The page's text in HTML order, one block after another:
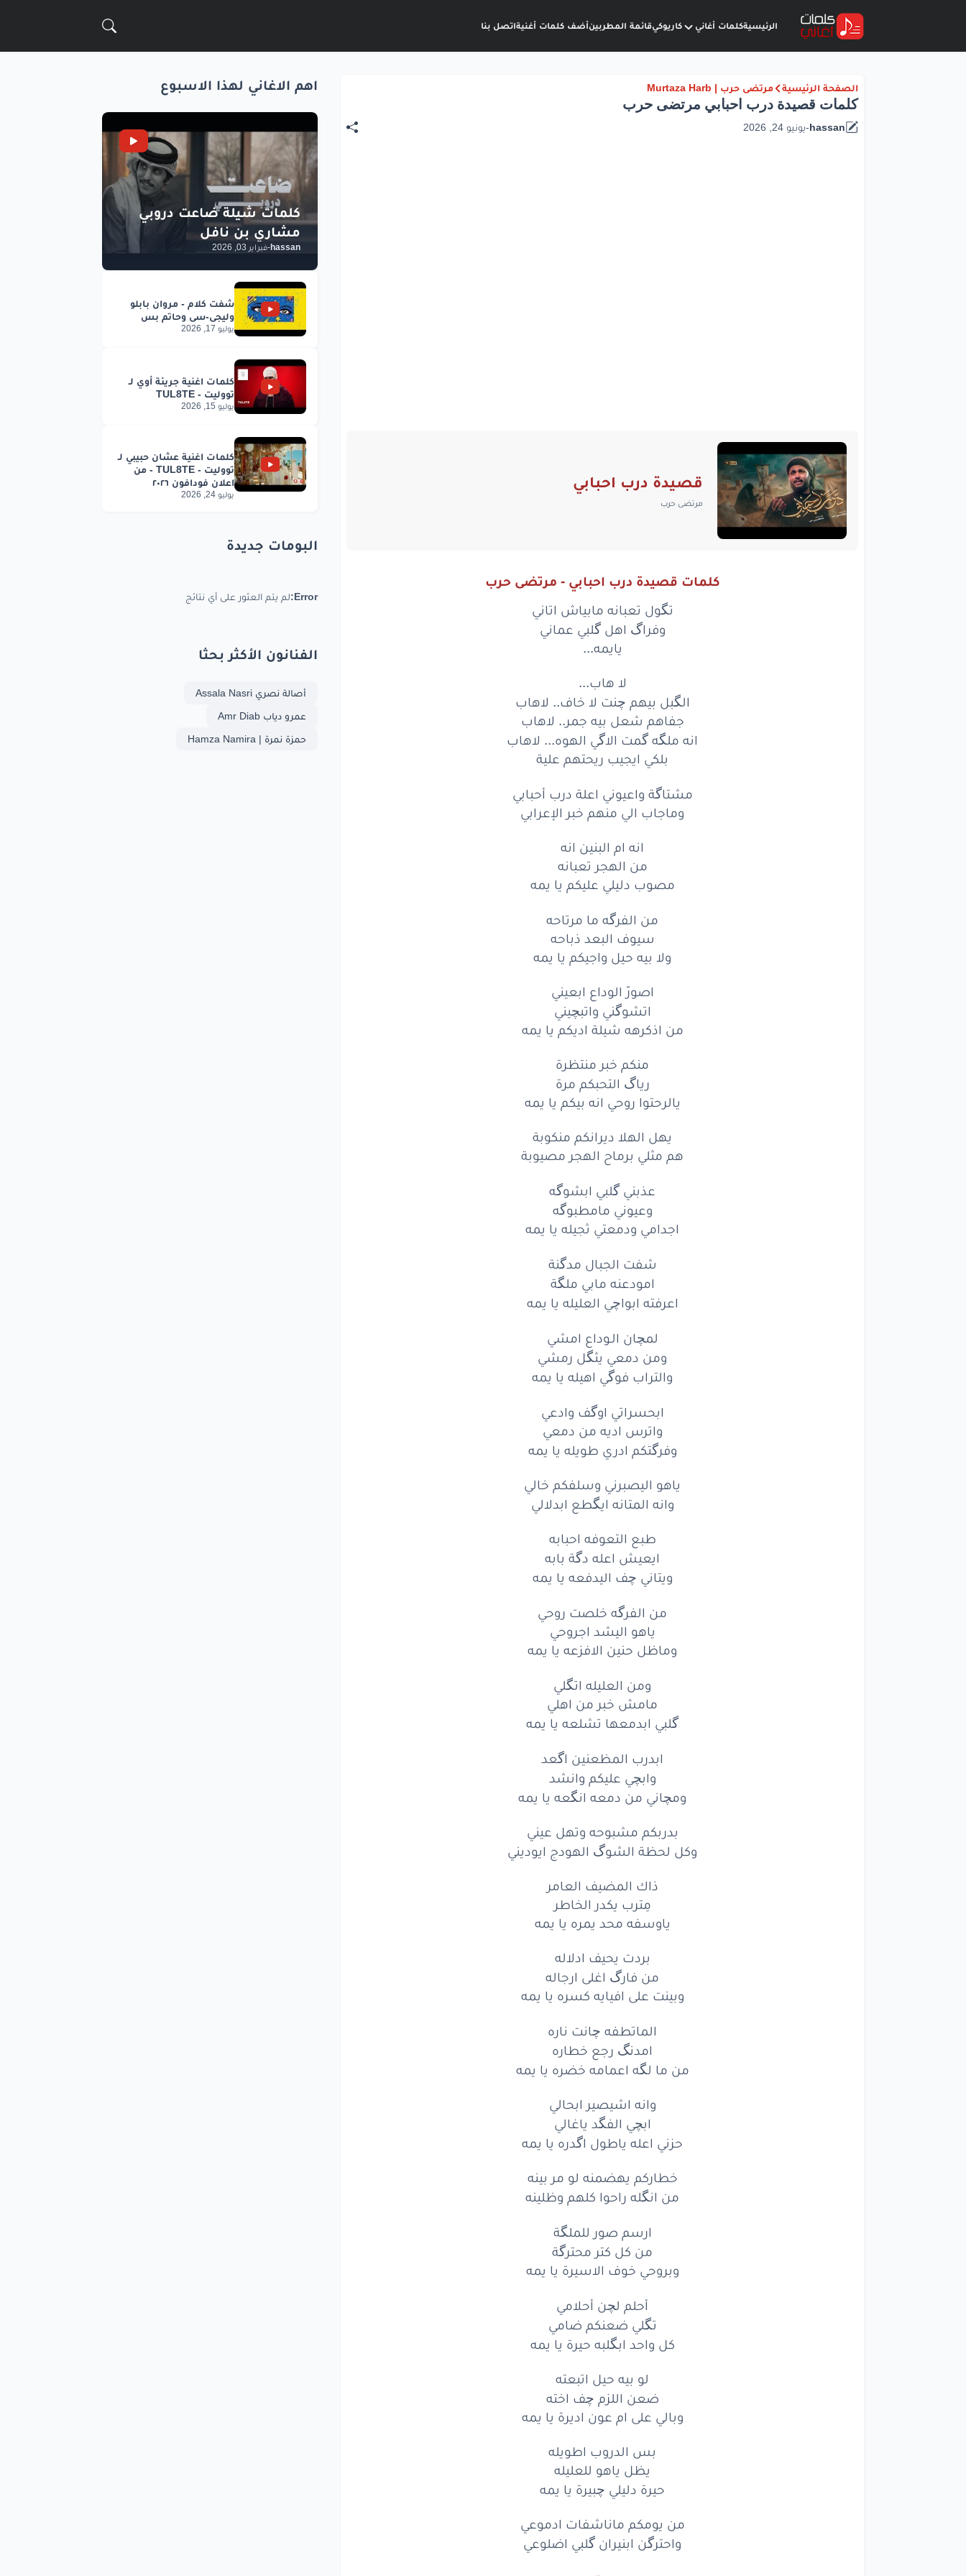
الرئيسيةكلمات أغاني كاريوكيقائمة المطربينأضف كلمات أغنيةاتصل بنا
الصفحة الرئيسية مرتضى حرب | Murtaza Harb
كلمات قصيدة درب احبابي مرتضى حرب
hassan
-يونيو 24, 2026
قصيدة درب احبابي
مرتضى حرب
كلمات قصيدة درب احبابي - مرتضى حرب
تگول تعبانه مابياش اتاني
وفراگ اهل گلبي عماني
يايمه...
لا هاب...
الگبل بيهم چنت لا خاف.. لاهاب
جفاهم شعل بيه جمر.. لاهاب
انه ملگه گمت الاگي الهوه... لاهاب
بلكي ايجيب ريحتهم علية
مشتاگة واعيوني اعلة درب أحبابي
وماجاب الي منهم خبر الإعرابي
انه ام البنين انه
من الهجر تعبانه
مصوب دليلي عليكم يا يمه
من الفرگه ما مرتاحه
سيوف البعد ذباحه
ولا بيه حيل واجيكم يا يمه
اصورّ الوداع ابعيني
اتشوگني واتبچيني
من اذكرهه شيلة اديكم يا يمه
منكم خبر منتظرة
رياگ التحبكم مرة
يالرحتوا روحي انه بيكم يا يمه
يهل الهلا ديرانكم منكوبة
هم مثلي برماح الهجر مصيوبة
عذبني گلبي ابشوگه
وعيوني مامطبوگه
اجدامي ودمعتي ثجيله يا يمه
شفت الجبال مدگنة
امودعنه مابي ملگة
اعرفته ابواچي العليله يا يمه
لمچان الـوداع امشي
ومن دمعي يثگل رمشي
والتراب فوگي اهيله يا يمه
ابحسراتي اوگف وادعي
واترس اديه من دمعي
وفرگتكم ادري طويله يا يمه
ياهو اليصبرني وسلفكم خالي
وانه المتانه ايگطع ابدلالي
طبع التعوفه احبابه
ايعيش اعله دگة بابه
ويتاني چف اليدفعه يا يمه
من الفرگه خلصت روحي
ياهو اليشد اجروحي
وماظل حنين الافزعه يا يمه
ومن العليله اتگلي
مامش خبر من اهلي
گلبي ابدمعها تشلعه يا يمه
ابدرب المظعنين اگعد
وابچي عليكم وانشد
ومچاني من دمعه انگعه يا يمه
بدربكم مشبوحه وتهل عيني
وكل لحظة الشوگ الهودج ايوديني
ذاك المضيف العامر
مِترب يكدر الخاطر
ياوسفه محد يمره يا يمه
بردت يحيف ادلاله
من فارگ اغلى ارجاله
وبينت على افيايه كسره يا يمه
الماتطفه چانت ناره
امدنگ رجع خطاره
من ما لگه اعمامه خضره يا يمه
وانه اشيصير ابحالي
ابچي الفگد ياغالي
حزني اعله ياطول اگدره يا يمه
خطاركم يهضمنه لو مر بينه
من انگله راحوا كلهم وظلينه
ارسم صور للملگة
من كل كتر محترگة
وبروحي خوف الاسيرة يا يمه
أحلم لچن أحلامي
تگلي ضعنكم ضامي
كل واحد ابگلبه حيرة يا يمه
لو بيه حيل اتبعته
ضعن اللزم چف اخته
وبالي على ام عون اديرة يا يمه
بس الدروب اطويله
يظل ياهو للعليله
حيرة دليلي چبيرة يا يمه
من يومكم ماناشفات ادموعي
واحترگن ابنيران گلبي اضلوعي
اهم الاغاني لهذا الاسبوع
hassan
-فبراير 03, 2026
يوليو 17, 2026
يوليو 15, 2026
يوليو 24, 2026
البومات جديدة
Error: لم يتم العثور على أي نتائج
الفنانون الأكثر بحثا
أصالة نصري Assala Nasri
عمرو دياب Amr Diab
حمزة نمرة | Hamza Namira